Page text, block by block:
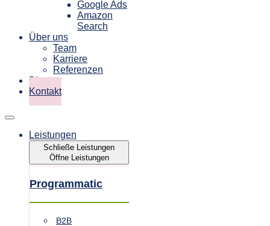
Google Ads
Amazon
Search
Über uns
Team
Karriere
Referenzen
Blog
Kontakt
Leistungen
Schließe Leistungen
Öffne Leistungen
Programmatic
B2B